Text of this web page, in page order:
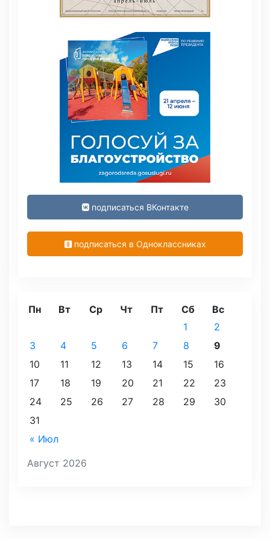
подписаться ВКонтакте
подписаться в Одноклассниках
Август 2026
Пн Вт Ср Чт Пт Сб Вс
« Июл
1
2
3
4 5 6 7 8
9
10
11 12 13 14 15
16
17
18 19 20 21 22
23
24
25 26 27 28 29
30
31